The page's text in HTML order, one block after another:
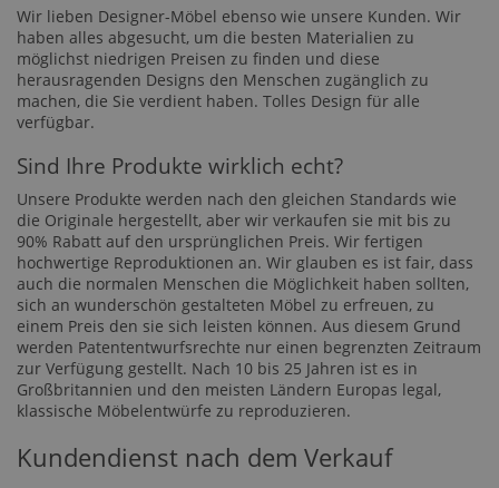
Wir lieben Designer-Möbel ebenso wie unsere Kunden. Wir
haben alles abgesucht, um die besten Materialien zu
möglichst niedrigen Preisen zu finden und diese
herausragenden Designs den Menschen zugänglich zu
machen, die Sie verdient haben. Tolles Design für alle
verfügbar.
Sind Ihre Produkte wirklich echt?
Unsere Produkte werden nach den gleichen Standards wie
die Originale hergestellt, aber wir verkaufen sie mit bis zu
90% Rabatt auf den ursprünglichen Preis. Wir fertigen
hochwertige Reproduktionen an. Wir glauben es ist fair, dass
auch die normalen Menschen die Möglichkeit haben sollten,
sich an wunderschön gestalteten Möbel zu erfreuen, zu
einem Preis den sie sich leisten können. Aus diesem Grund
werden Patententwurfsrechte nur einen begrenzten Zeitraum
zur Verfügung gestellt. Nach 10 bis 25 Jahren ist es in
Großbritannien und den meisten Ländern Europas legal,
klassische Möbelentwürfe zu reproduzieren.
Kundendienst nach dem Verkauf